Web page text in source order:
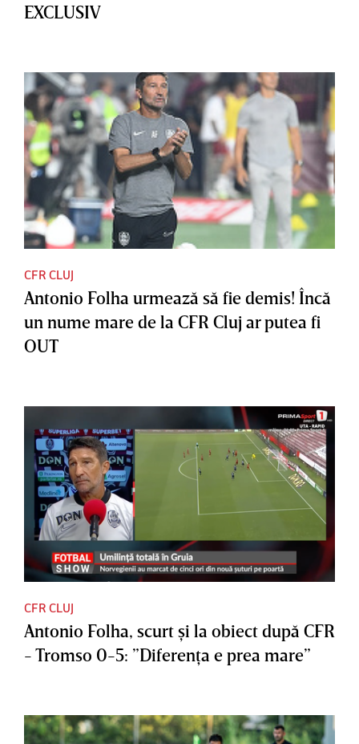
EXCLUSIV
CFR CLUJ
Antonio Folha urmează să fie demis! Încă
un nume mare de la CFR Cluj ar putea fi
OUT
CFR CLUJ
Antonio Folha, scurt şi la obiect după CFR
- Tromso 0-5: ”Diferenţa e prea mare”